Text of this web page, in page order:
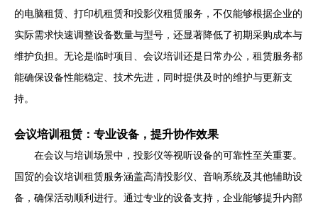
的电脑租赁、打印机租赁和投影仪租赁服务，不仅能够根据企业的
实际需求快速调整设备数量与型号，还显著降低了初期采购成本与
维护负担。无论是临时项目、会议培训还是日常办公，租赁服务都
能确保设备性能稳定、技术先进，同时提供及时的维护与更新支
持。
会议培训租赁：专业设备，提升协作效果
在会议与培训场景中，投影仪等视听设备的可靠性至关重要。
国贸的会议培训租赁服务涵盖高清投影仪、音响系统及其他辅助设
备，确保活动顺利进行。通过专业的设备支持，企业能够提升内部